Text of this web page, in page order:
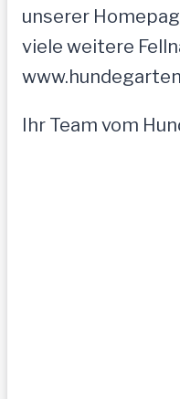
unserer
viele weitere
Ihr Team vom